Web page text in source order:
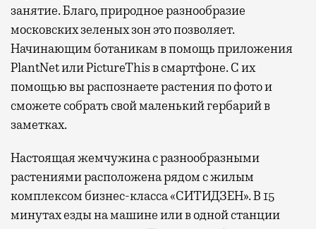
занятие. Благо, природное разнообразие
московских зеленых зон это позволяет.
Начинающим ботаникам в помощь приложения
PlantNet или PictureThis в смартфоне. С их
помощью вы распознаете растения по фото и
сможете собрать свой маленький гербарий в
заметках.
Настоящая жемчужина с разнообразными
растениями расположена рядом с жилым
комплексом бизнес-класса «СИТИДЗЕН». В 15
минутах езды на машине или в одной станции